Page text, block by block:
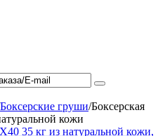
Боксерские груши/Боксерская
кожи